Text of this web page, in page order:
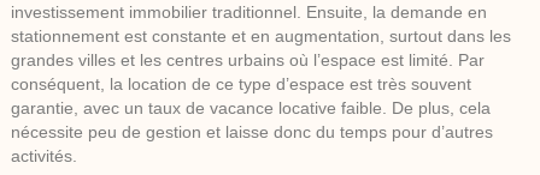
investissement immobilier traditionnel. Ensuite, la demande en
stationnement est constante et en augmentation, surtout dans les
grandes villes et les centres urbains où l’espace est limité. Par
conséquent, la location de ce type d’espace est très souvent
garantie, avec un taux de vacance locative faible. De plus, cela
nécessite peu de gestion et laisse donc du temps pour d’autres
activités.